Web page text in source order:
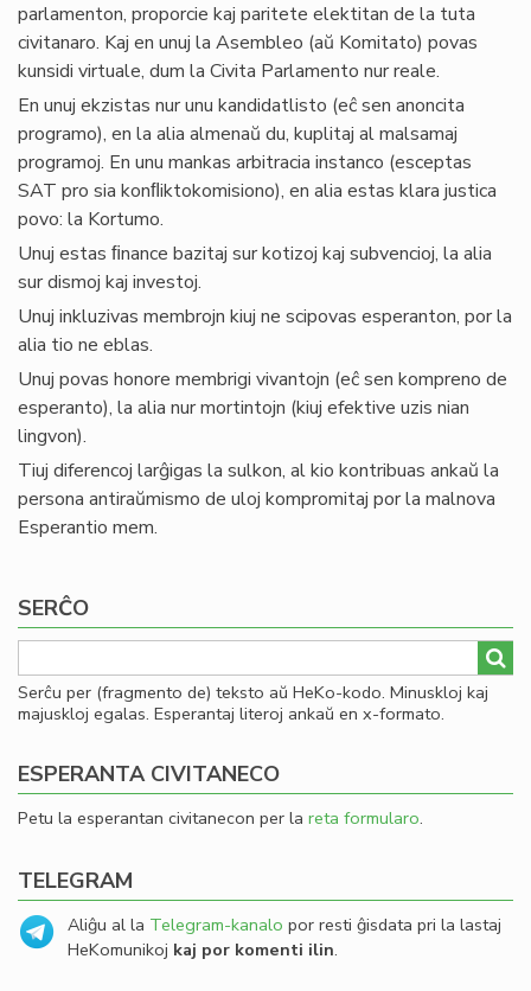
parlamenton, proporcie kaj paritete elektitan de la tuta
civitanaro. Kaj en unuj la Asembleo (aŭ Komitato) povas
kunsidi virtuale, dum la Civita Parlamento nur reale.
En unuj ekzistas nur unu kandidatlisto (eĉ sen anoncita
programo), en la alia almenaŭ du, kuplitaj al malsamaj
programoj. En unu mankas arbitracia instanco (esceptas
SAT pro sia konﬂiktokomisiono), en alia estas klara justica
povo: la Kortumo.
Unuj estas ﬁnance bazitaj sur kotizoj kaj subvencioj, la alia
sur dismoj kaj investoj.
Unuj inkluzivas membrojn kiuj ne scipovas esperanton, por la
alia tio ne eblas.
Unuj povas honore membrigi vivantojn (eĉ sen kompreno de
esperanto), la alia nur mortintojn (kiuj efektive uzis nian
lingvon).
Tiuj diferencoj larĝigas la sulkon, al kio kontribuas ankaŭ la
persona antiraŭmismo de uloj kompromitaj por la malnova
Esperantio mem.
SERĈO
Serĉu per (fragmento de) teksto aŭ HeKo-kodo. Minuskloj kaj
majuskloj egalas. Esperantaj literoj ankaŭ en x-formato.
ESPERANTA CIVITANECO
Petu la esperantan civitanecon per la reta formularo.
TELEGRAM
Aliĝu al la Telegram-kanalo por resti ĝisdata pri la lastaj
HeKomunikoj kaj por komenti ilin.